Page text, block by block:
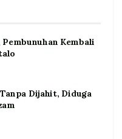
Kembali
Dijahit, Diduga